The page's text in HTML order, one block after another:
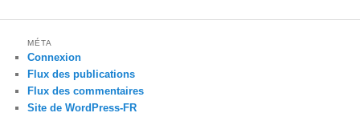
MÉTA
Connexion
Flux des publications
Flux des commentaires
Site de WordPress-FR